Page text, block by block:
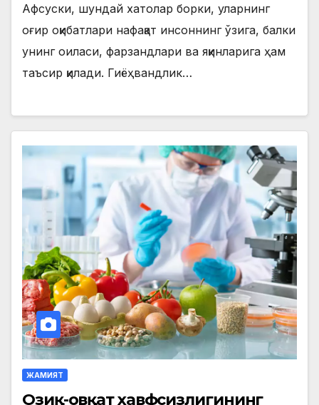
Афсуски, шундай хатолар борки, уларнинг
оғир оқибатлари нафақат инсоннинг ўзига, балки
унинг оиласи, фарзандлари ва яқинларига ҳам
таъсир қилади. Гиёҳвандлик…
ЖАМИЯТ
Озиқ-овқат хавфсизлигининг